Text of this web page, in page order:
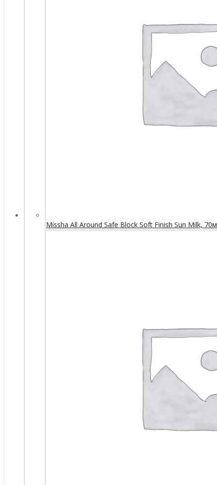
Missha All Around Safe Block Soft Finish Sun Milk,